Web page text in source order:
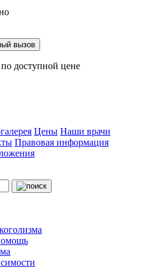
вызов
доступной цене
Цены Наши врачи
Правовая информация